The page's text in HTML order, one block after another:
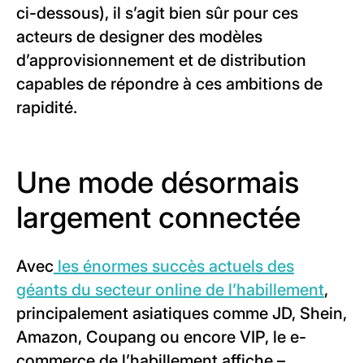
ci-dessous), il s’agit bien sûr pour ces
acteurs de designer des modèles
d’approvisionnement et de distribution
capables de répondre à ces ambitions de
rapidité.
Une mode désormais
largement connectée
Avec les énormes succès actuels des
géants du secteur online de l’habillement,
principalement asiatiques comme JD, Shein,
Amazon, Coupang ou encore VIP, le e-